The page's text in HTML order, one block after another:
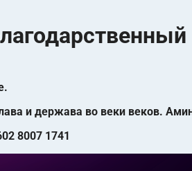
и держава во веки веков.
8007 1741